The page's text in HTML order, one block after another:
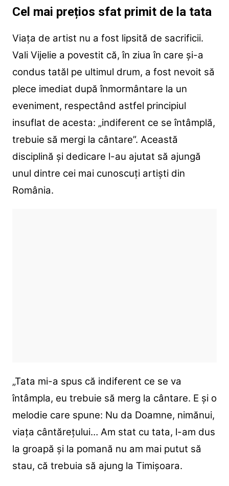
Cel mai prețios sfat primit de la tata
Viața de artist nu a fost lipsită de sacrificii.
Vali Vijelie a povestit că, în ziua în care și-a
condus tatăl pe ultimul drum, a fost nevoit să
plece imediat după înmormântare la un
eveniment, respectând astfel principiul
insuflat de acesta: „indiferent ce se întâmplă,
trebuie să mergi la cântare”. Această
disciplină și dedicare l-au ajutat să ajungă
unul dintre cei mai cunoscuți artiști din
România.
„Tata mi-a spus că indiferent ce se va
întâmpla, eu trebuie să merg la cântare. E și o
melodie care spune: Nu da Doamne, nimănui,
viața cântărețului… Am stat cu tata, l-am dus
la groapă și la pomană nu am mai putut să
stau, că trebuia să ajung la Timișoara.